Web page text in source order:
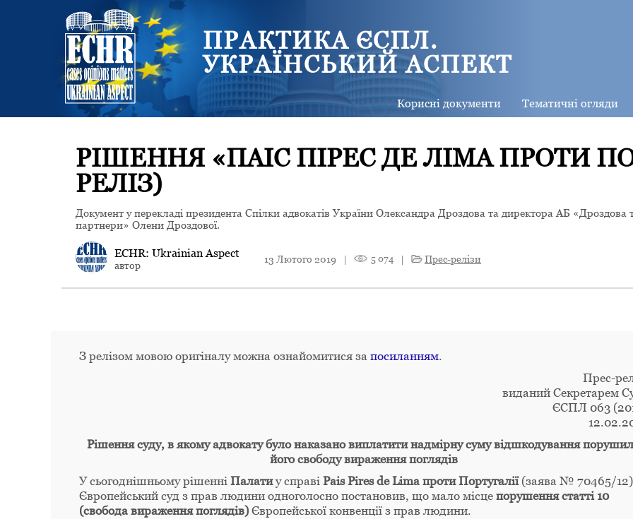
ПРАКТИКА ЄСПЛ.
УКРАЇНСЬКИЙ АСПЕКТ
Корисні документи Тематичні огляди
РІШЕННЯ «ПАІС ПІРЕС ДЕ ЛІМА ПРОТИ
РЕЛІЗ)
Документ у перекладі президента Спілки адвокатів України Олександра Дроздова та директора АБ «Дроздова
партнери» Олени Дроздової.
ECHR: Ukrainian Aspect
автор
13 Лютого 2019 | 5 074 | Прес-релізи
З релізом мовою оригіналу можна ознайомитися за посиланням.
Прес-
виданий Секретарем
ЄСПЛ 063
Рішення суду, в якому адвокату було наказано виплатити надмірну суму відшкодування
його свободу вираження поглядів
У сьогоднішньому рішенні Палатиу справі Pais Pires de Lima проти Португалії(заява № 70465/12)
Європейський суд з прав людини одноголосно постановив, що мало місце порушення статті 10
(свобода вираження поглядів) Європейської конвенції з прав людини.